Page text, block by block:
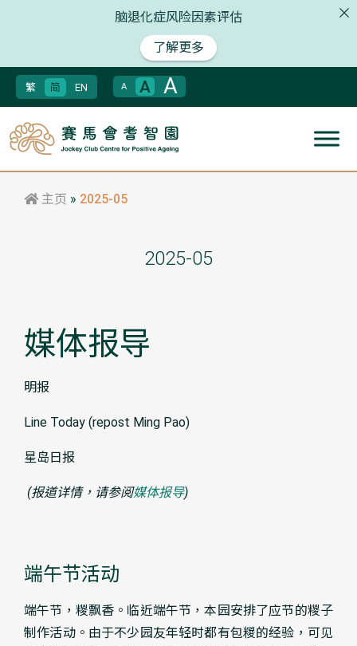
脑退化症风险因素评估
了解更多
繁 简 EN A A A
主页 » 2025-05
2025-05
媒体报导
明报
Line Today (repost Ming Pao)
星岛日报
(报道详情，请参阅媒体报导)
端午节活动
端午节，糉飘香。临近端午节，本园安排了应节的糉子
制作活动。由于不少园友年轻时都有包糉的经验，可见